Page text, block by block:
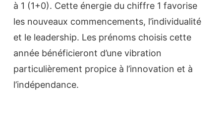
à 1 (1+0). Cette énergie du chiffre 1 favorise
les nouveaux commencements, l’individualité
et le leadership. Les prénoms choisis cette
année bénéficieront d’une vibration
particulièrement propice à l’innovation et à
l’indépendance.